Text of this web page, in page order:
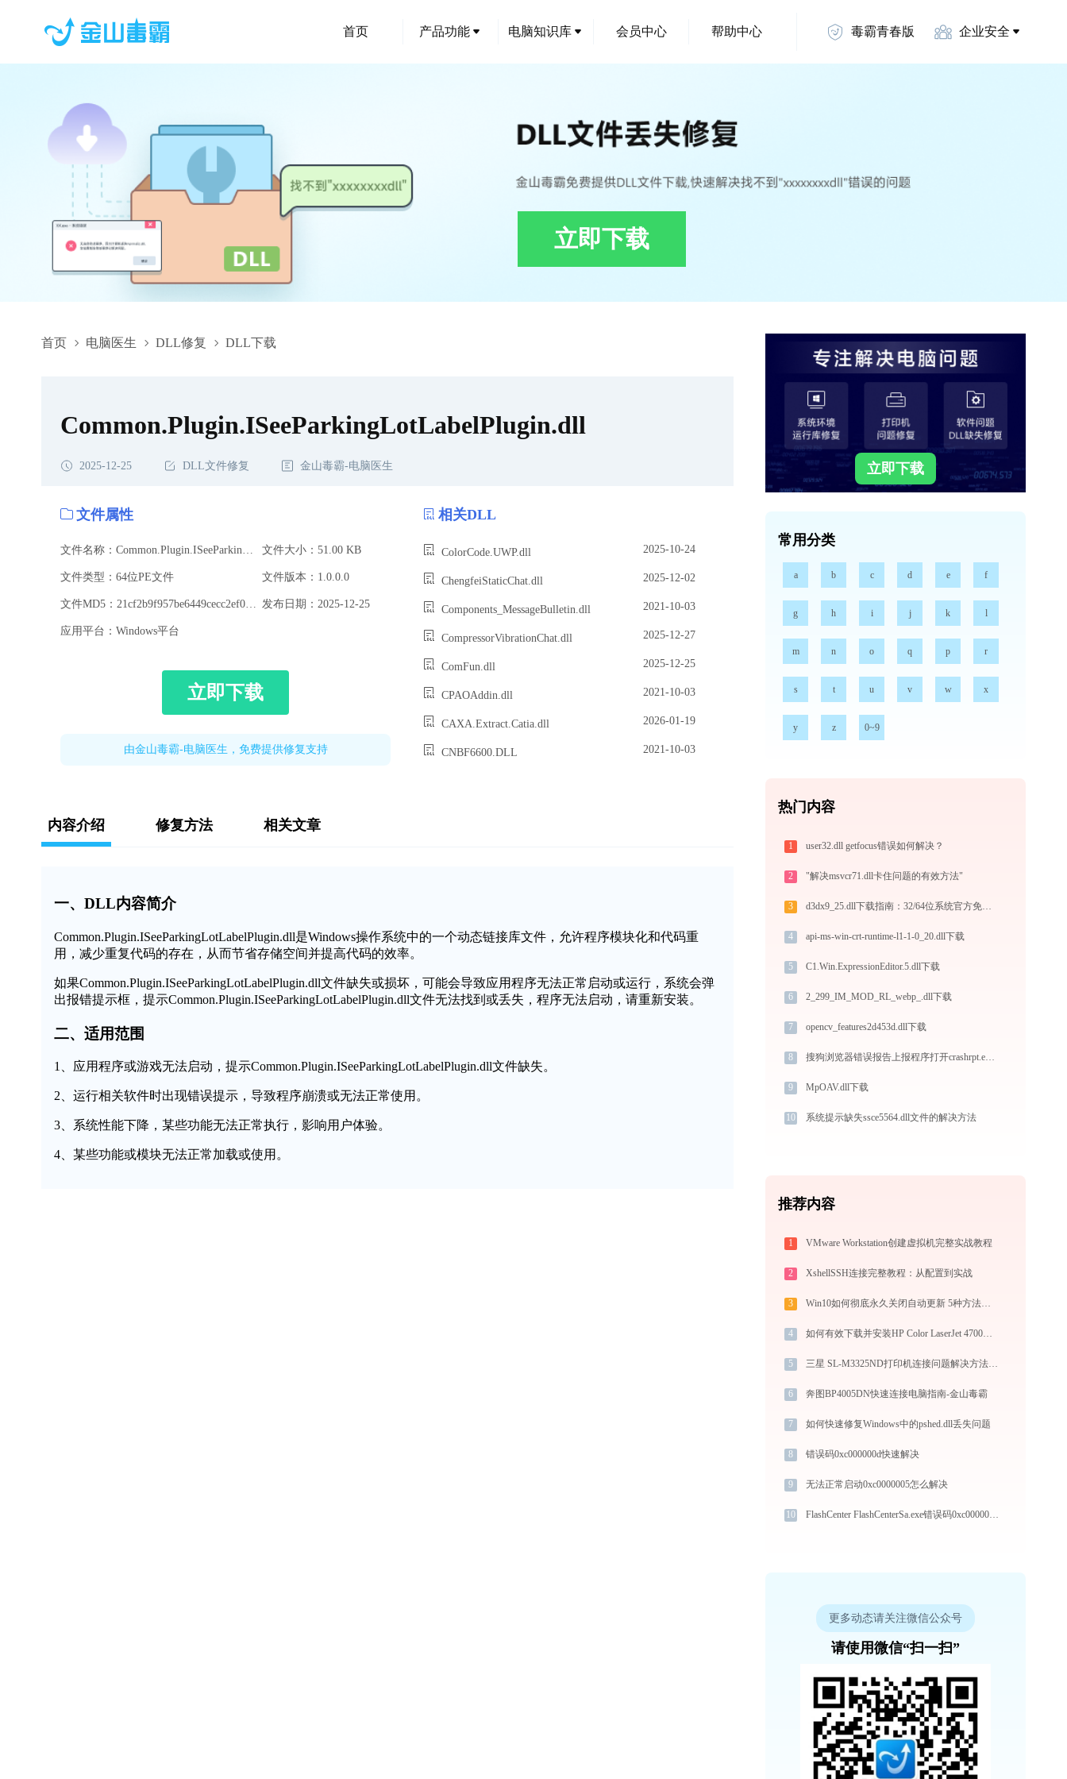
首页 产品功能 电脑知识库 会员中心 帮助中心 毒霸青春版 企业安全
立即下载
首页 电脑医生 DLL修复 DLL下载
Common.Plugin.ISeeParkingLotLabelPlugin.dll,Common.Plugin.ISeeParkingLotLabelPlugin.dll下
Common.Plugin.ISeeParkingLotLabelPlugin.dll
2025-12-25 DLL文件修复 金山毒霸-电脑医生
文件属性
文件大小：51.00 KB
文件类型：64位PE文件 文件版本：1.0.0.0
发布日期：2025-12-25
应用平台：Windows平台
立即下载
由金山毒霸-电脑医生，免费提供修复支持
相关DLL
ColorCode.UWP.dll 2025-10-24
ChengfeiStaticChat.dll 2025-12-02
Components_MessageBulletin.dll 2021-10-03
CompressorVibrationChat.dll 2025-12-27
ComFun.dll 2025-12-25
CPAOAddin.dll 2021-10-03
CAXA.Extract.Catia.dll 2026-01-19
CNBF6600.DLL 2021-10-03
内容介绍 修复方法 相关文章
一、DLL内容简介
Common.Plugin.ISeeParkingLotLabelPlugin.dll是Windows操作系统中的一个动态链接库文件，允许程序模块化和代码重
用，减少重复代码的存在，从而节省存储空间并提高代码的效率。
如果Common.Plugin.ISeeParkingLotLabelPlugin.dll文件缺失或损坏，可能会导致应用程序无法正常启动或运行，系统会弹
出报错提示框，提示Common.Plugin.ISeeParkingLotLabelPlugin.dll文件无法找到或丢失，程序无法启动，请重新安装。
二、适用范围
1、应用程序或游戏无法启动，提示Common.Plugin.ISeeParkingLotLabelPlugin.dll文件缺失。
2、运行相关软件时出现错误提示，导致程序崩溃或无法正常使用。
3、系统性能下降，某些功能无法正常执行，影响用户体验。
4、某些功能或模块无法正常加载或使用。
立即下载
常用分类
a b c d e f
g h i j k l
m n o q p r
s t u v w x
y z 0~9
热门内容
1 user32.dll getfocus错误如何解决？
2 "解决msvcr71.dll卡住问题的有效方法"
3 d3dx9_25.dll下载指南：32/64位系统官方免费下载与安装教程
4 api-ms-win-crt-runtime-l1-1-0_20.dll下载
5 C1.Win.ExpressionEditor.5.dll下载
6 2_299_IM_MOD_RL_webp_.dll下载
7 opencv_features2d453d.dll下载
8 搜狗浏览器错误报告上报程序打开crashrpt.exe提示0xc000001d错误码怎么办
9 MpOAV.dll下载
10 系统提示缺失ssce5564.dll文件的解决方法
推荐内容
1 VMware Workstation创建虚拟机完整实战教程
2 XshellSSH连接完整教程：从配置到实战
3 Win10如何彻底永久关闭自动更新 5种方法教你永久关闭win10自动更新
4 如何有效下载并安装HP Color LaserJet 4700打印机驱动？全方位指导手册
5 三星 SL-M3325ND打印机连接问题解决方法 - 金山毒霸
6 奔图BP4005DN快速连接电脑指南-金山毒霸
7 如何快速修复Windows中的pshed.dll丢失问题
8 错误码0xc000000d快速解决
9 无法正常启动0xc0000005怎么解决
10 FlashCenter FlashCenterSa.exe错误码0xc0000034处理办法
更多动态请关注微信公众号
请使用微信“扫一扫”